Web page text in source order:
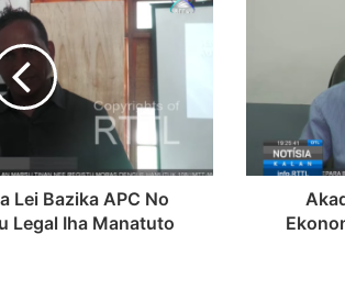
Lei Bazika APC No
Legal Iha Manatuto